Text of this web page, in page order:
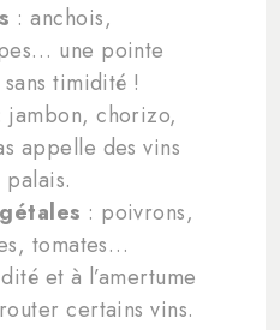
: anchois,
une pointe
timidité !
: jambon, chorizo,
appelle des vins
: poivrons,
tomates…
et à l’amertume
certains vins.